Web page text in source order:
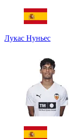
Лукас Нуньес